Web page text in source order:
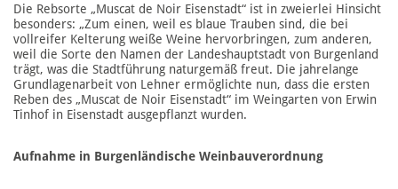
Die Rebsorte „Muscat de Noir Eisenstadt“ ist in zweierlei Hinsicht
besonders: „Zum einen, weil es blaue Trauben sind, die bei
vollreifer Kelterung weiße Weine hervorbringen, zum anderen,
weil die Sorte den Namen der Landeshauptstadt von Burgenland
trägt, was die Stadtführung naturgemäß freut. Die jahrelange
Grundlagenarbeit von Lehner ermöglichte nun, dass die ersten
Reben des „Muscat de Noir Eisenstadt“ im Weingarten von Erwin
Tinhof in Eisenstadt ausgepflanzt wurden.
Aufnahme in Burgenländische Weinbauverordnung